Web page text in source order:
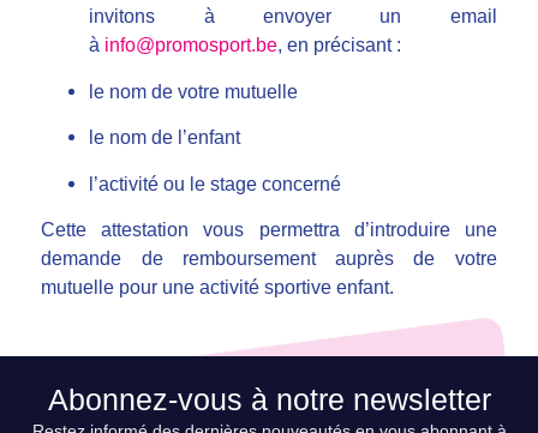
invitons à envoyer un email
à info@promosport.be, en précisant :
le nom de votre mutuelle
le nom de l’enfant
l’activité ou le stage concerné
Cette attestation vous permettra d’introduire une
demande de remboursement auprès de votre
mutuelle pour une activité sportive enfant.
Abonnez-vous à notre newsletter